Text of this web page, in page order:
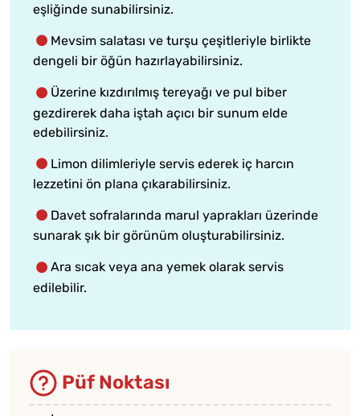
eşliğinde sunabilirsiniz.
Mevsim salatası ve turşu çeşitleriyle birlikte
dengeli bir öğün hazırlayabilirsiniz.
Üzerine kızdırılmış tereyağı ve pul biber
gezdirerek daha iştah açıcı bir sunum elde
edebilirsiniz.
Limon dilimleriyle servis ederek iç harcın
lezzetini ön plana çıkarabilirsiniz.
Davet sofralarında marul yaprakları üzerinde
sunarak şık bir görünüm oluşturabilirsiniz.
Ara sıcak veya ana yemek olarak servis
edilebilir.
Püf Noktası